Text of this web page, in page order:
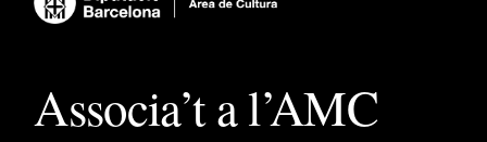
Associa’t a l’AMC